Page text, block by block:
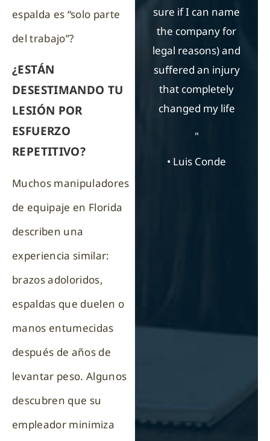
espalda es “solo parte
del trabajo”?
¿ESTÁN
DESESTIMANDO TU
LESIÓN POR
ESFUERZO
REPETITIVO?
Muchos manipuladores
de equipaje en Florida
describen una
experiencia similar:
brazos adoloridos,
espaldas que duelen o
manos entumecidas
después de años de
levantar peso. Algunos
descubren que su
empleador minimiza
sure if I can name
the company for
legal reasons) and
suffered an injury
that completely
changed my life
"
• Luis Conde